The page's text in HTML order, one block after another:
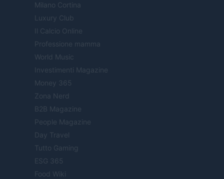
Milano Cortina
Luxury Club
Il Calcio Online
Professione mamma
World Music
Investimenti Magazine
Money 365
Zona Nerd
B2B Magazine
People Magazine
Day Travel
Tutto Gaming
ESG 365
Food Wiki